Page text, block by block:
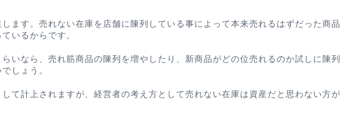
ます。 売れない在庫を店舗に陳列している事によって本来売れるはずだった商
いるからです。
いなら、売れ筋商品の陳列を増やしたり、新商品がどの位売れるのか試しに陳
しょう。
て計上されますが、経営者の考え方として売れない在庫は資産だと思わない方